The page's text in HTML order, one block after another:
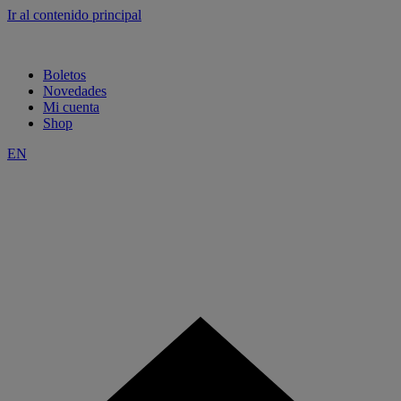
Ir al contenido principal
Boletos
Novedades
Mi cuenta
Shop
EN